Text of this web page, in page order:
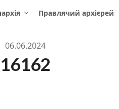
Правлячий архієрей
06.06.2024
16162